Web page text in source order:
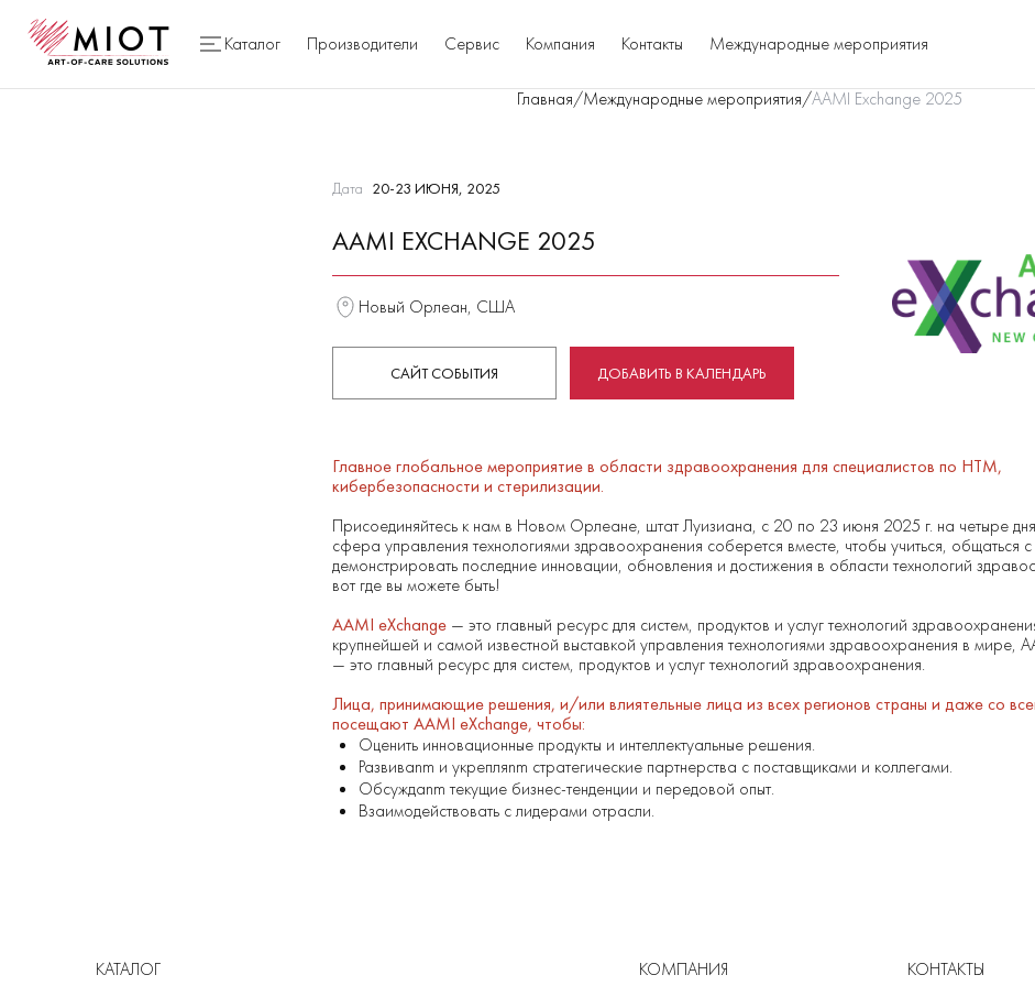
Каталог Производители Сервис Компания Контакты Международные мероприятия
Главная/Международные мероприятия/AAMI Exchange 2025
Дата 20-23 ИЮНЯ, 2025
AAMI EXCHANGE 2025
Новый Орлеан, США
САЙТ СОБЫТИЯ ДОБАВИТЬ В КАЛЕНДАРЬ
Главное глобальное мероприятие в области здравоохранения для специалистов по HTM,
кибербезопасности и стерилизации.
Присоединяйтесь к нам в Новом Орлеане, штат Луизиана, с 20 по 23 июня 2025 г. на четыре
сфера управления технологиями здравоохранения соберется вместе, чтобы учиться, общаться
демонстрировать последние инновации, обновления и достижения в области технологий
вот где вы можете быть!
AAMI eXchange — это главный ресурс для систем, продуктов и услуг технологий
крупнейшей и самой известной выставкой управления технологиями здравоохранения в мире,
— это главный ресурс для систем, продуктов и услуг технологий здравоохранения.
Лица, принимающие решения, и/или влиятельные лица из всех регионов страны и даже со
посещают AAMI eXchange, чтобы:
Оценить инновационные продукты и интеллектуальные решения.
Развиваnm и укрепляnm стратегические партнерства с поставщиками и коллегами.
Обсуждаnm текущие бизнес-тенденции и передовой опыт.
Взаимодействовать с лидерами отрасли.
КАТАЛОГ КОМПАНИЯ КОНТАКТЫ